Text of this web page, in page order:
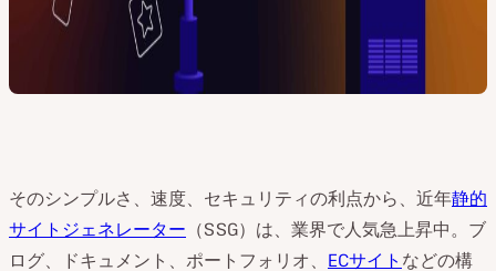
そのシンプルさ、速度、セキュリティの利点から、近年静的
サイトジェネレーター （SSG）は、業界で人気急上昇中。ブ
ログ、ドキュメント、ポートフォリオ、 ECサイト などの構